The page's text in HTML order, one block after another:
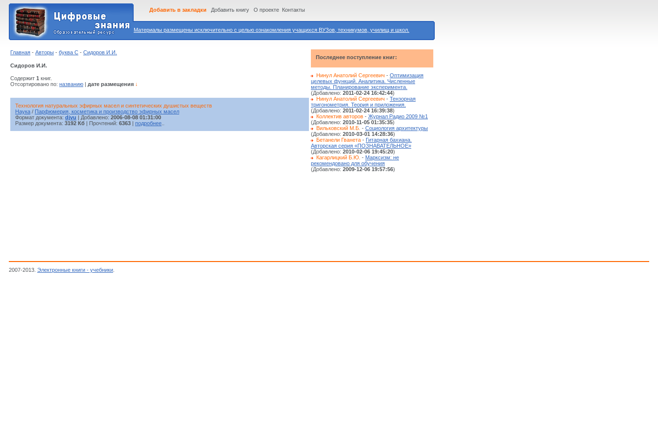
Материалы размещены исключительно с целью ознакомления учащихся ВУЗов, техникумов, училищ и школ.
Добавить в закладки Добавить книгу О проекте Контакты
Главная - Авторы - буква С - Сидоров И.И.
Сидоров И.И.
Содержит 1 книг.
Отсортировано по: названию дате размещения ↓
Технология натуральных эфирных масел и синтетических душистых веществ
Наука / Парфюмерия, косметика и производство эфирных масел
Формат документа: djvu | Добавлено: 2006-08-08 01:31:00
Размер документа: 3192 Кб | Прочтений: 6363 подробнее
Последнее поступление книг:
Нинул Анатолий Сергеевич - Оптимизация
целевых функций. Аналитика. Численные
методы. Планирование эксперимента.
(Добавлено: 2011-02-24 16:42:44)
Нинул Анатолий Сергеевич - Тензорная
тригонометрия. Теория и приложения.
(Добавлено: 2011-02-24 16:39:38)
Коллектив авторов - Журнал Радио 2009 №1
(Добавлено: 2010-11-05 01:35:35)
Вильковский М.Б. - Социология архитектуры
(Добавлено: 2010-03-01 14:28:36)
Бетанели Гванета - Гитарная бахиана.
Авторская серия «ПОЗНАВАТЕЛЬНОЕ»
(Добавлено: 2010-02-06 19:45:20)
Кагарлицкий Б.Ю. - Марксизм: не
рекомендовано для обучения
(Добавлено: 2009-12-06 19:57:56)
2007-2013. Электронные книги - учебники